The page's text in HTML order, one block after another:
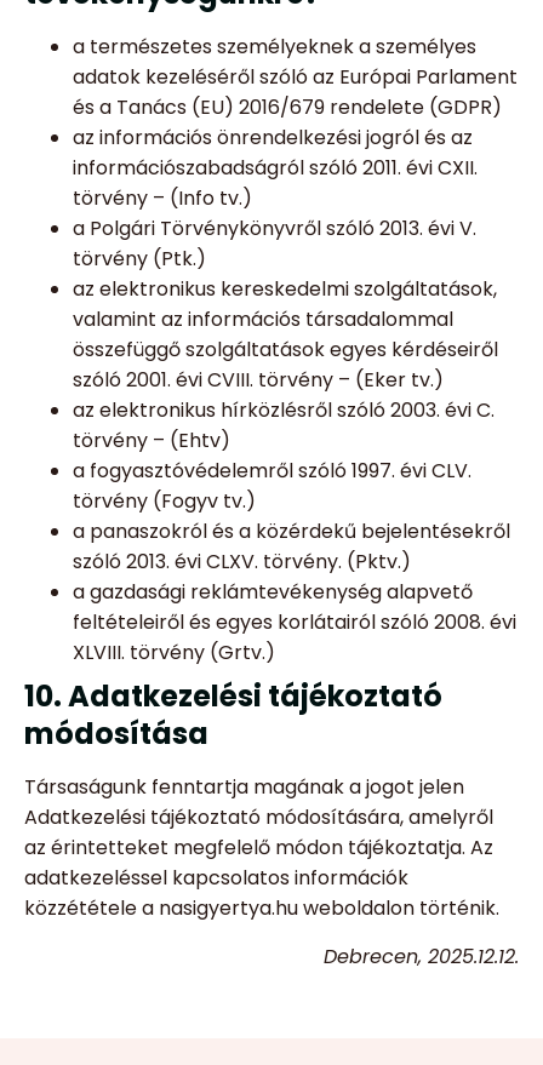
a természetes személyeknek a személyes
adatok kezeléséről szóló az Európai Parlament
és a Tanács (EU) 2016/679 rendelete (GDPR)
az információs önrendelkezési jogról és az
információszabadságról szóló 2011. évi CXII.
törvény – (Info tv.)
a Polgári Törvénykönyvről szóló 2013. évi V.
törvény (Ptk.)
az elektronikus kereskedelmi szolgáltatások,
valamint az információs társadalommal
összefüggő szolgáltatások egyes kérdéseiről
szóló 2001. évi CVIII. törvény – (Eker tv.)
az elektronikus hírközlésről szóló 2003. évi C.
törvény – (Ehtv)
a fogyasztóvédelemről szóló 1997. évi CLV.
törvény (Fogyv tv.)
a panaszokról és a közérdekű bejelentésekről
szóló 2013. évi CLXV. törvény. (Pktv.)
a gazdasági reklámtevékenység alapvető
feltételeiről és egyes korlátairól szóló 2008. évi
XLVIII. törvény (Grtv.)
10. Adatkezelési tájékoztató
módosítása
Társaságunk fenntartja magának a jogot jelen
Adatkezelési tájékoztató módosítására, amelyről
az érintetteket megfelelő módon tájékoztatja. Az
adatkezeléssel kapcsolatos információk
közzététele a nasigyertya.hu weboldalon történik.
Debrecen, 2025.12.12.